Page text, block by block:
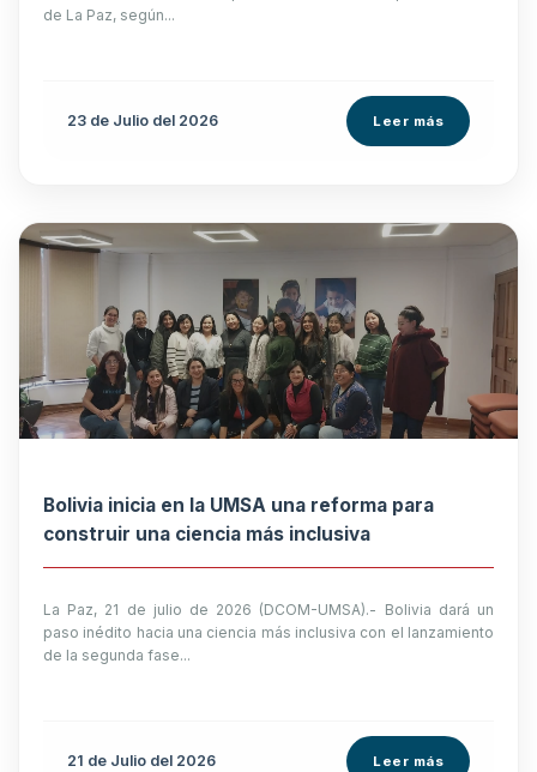
de La Paz, según...
23 de Julio del 2026 Leer más
Bolivia inicia en la UMSA una reforma para
construir una ciencia más inclusiva
La Paz, 21 de julio de 2026 (DCOM-UMSA).- Bolivia dará un
paso inédito hacia una ciencia más inclusiva con el lanzamiento
de la segunda fase...
21 de Julio del 2026 Leer más